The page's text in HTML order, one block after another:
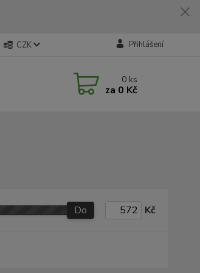
CZK Přihlášení
0 ks
za 0 Kč
Do Kč